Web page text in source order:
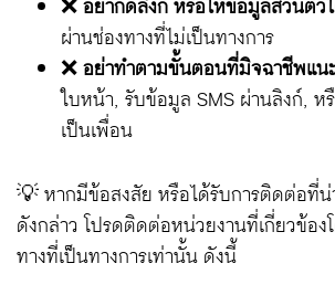
ผ่านช่องทางที่ไม่เป็นทางการ
❌อย่าทำตามขั้นตอนที่มิจฉาชีพแน
ใบหน้า, รับข้อมูล SMS ผ่านลิงก์, ห
เป็นเพื่อน
💡 หากมีข้อสงสัย หรือได้รับการติดต่อที่น่
ดังกล่าว โปรดติดต่อหน่วยงานที่เกี่ยวข้อง
ทางที่เป็นทางการเท่านั้น ดังนี้